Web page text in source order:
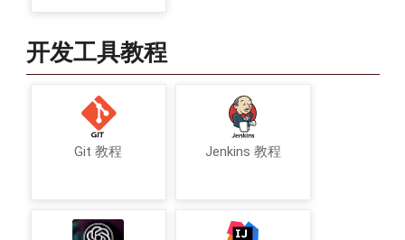
开发工具教程
Git 教程 Jenkins 教程